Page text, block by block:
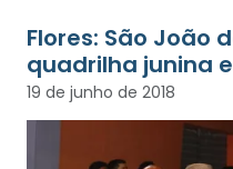
Flores: São João
quadrilha junina
19 de junho de 2018